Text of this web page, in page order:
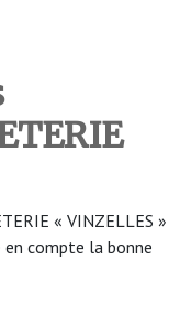
« VINZELLES »
compte la bonne